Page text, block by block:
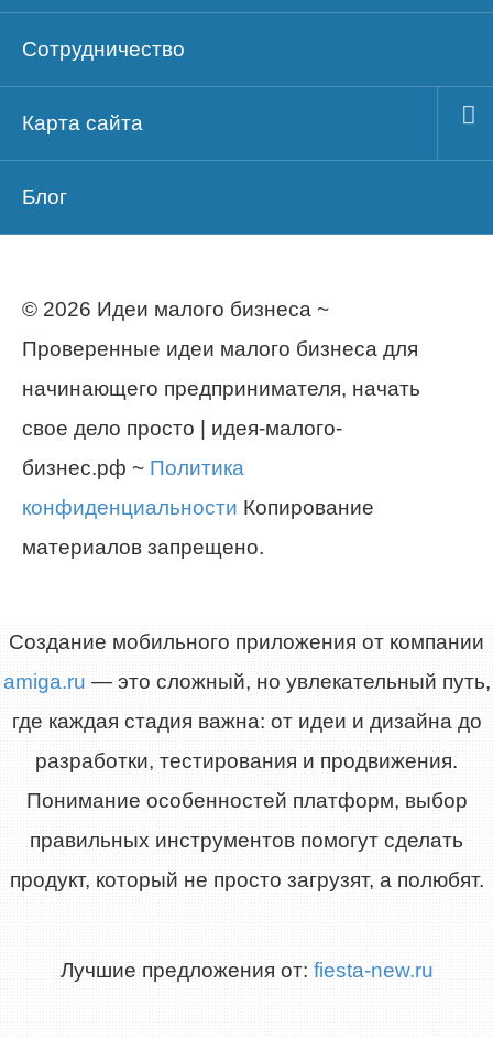
Сотрудничество
Карта сайта
Блог
© 2026 Идеи малого бизнеса ~
Проверенные идеи малого бизнеса для
начинающего предпринимателя, начать
свое дело просто | идея-малого-
бизнес.рф ~ Политика
конфиденциальности Копирование
материалов запрещено.
Создание мобильного приложения от компании
amiga.ru — это сложный, но увлекательный путь,
где каждая стадия важна: от идеи и дизайна до
разработки, тестирования и продвижения.
Понимание особенностей платформ, выбор
правильных инструментов помогут сделать
продукт, который не просто загрузят, а полюбят.
Лучшие предложения от: fiesta-new.ru